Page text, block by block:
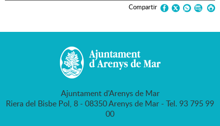
Compartir
Ajuntament d'Arenys de Mar
Riera del Bisbe Pol, 8 - 08350 Arenys de Mar - Tel. 93 795 99
00